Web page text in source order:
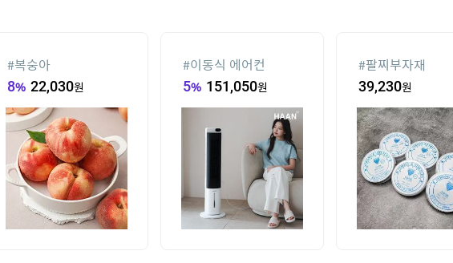
#복숭아
8% 22,030원
#이동식 에어컨
5% 151,050원
#팔찌부자재
39,230원